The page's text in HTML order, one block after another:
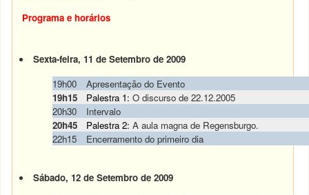
Programa e horários
Sexta-feira, 11 de Setembro de 2009
19h00
Apresentação do Evento
19h15
Palestra 1:O discurso de 22.12.2005
20h30
Intervalo
20h45
Palestra 2:A aula magna de Regensburgo.
22h15
Encerramento do primeiro dia
Sábado, 12 de Setembro de 2009